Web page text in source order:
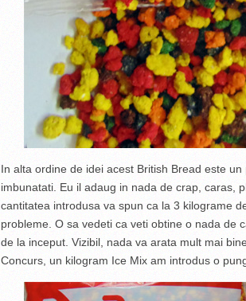
In alta ordine de idei acest British Bread este
imbunatati. Eu il adaug in nada de crap, caras,
cantitatea introdusa va spun ca la 3 kilograme
probleme. O sa vedeti ca veti obtine o nada de
de la inceput. Vizibil, nada va arata mult mai
Concurs, un kilogram Ice Mix am introdus o